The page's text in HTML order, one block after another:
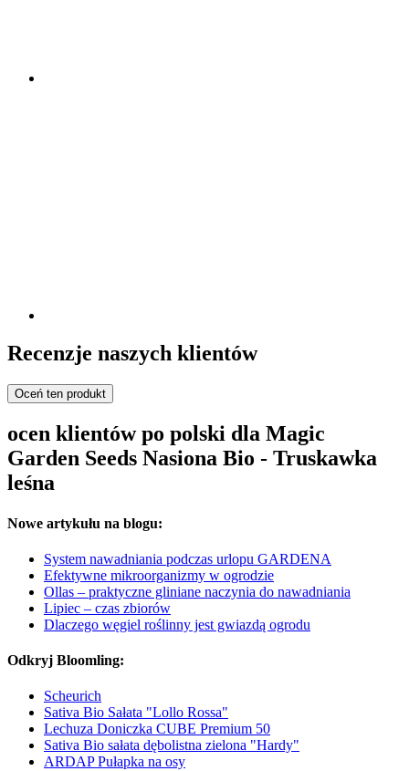
Recenzje naszych klientów
Oceń ten produkt
ocen klientów po polski dla Magic
Garden Seeds Nasiona Bio - Truskawka
leśna
Nowe artykułu na blogu:
System nawadniania podczas urlopu GARDENA
Efektywne mikroorganizmy w ogrodzie
Ollas – praktyczne gliniane naczynia do nawadniania
Lipiec – czas zbiorów
Dlaczego węgiel roślinny jest gwiazdą ogrodu
Odkryj Bloomling:
Scheurich
Sativa Bio Sałata "Lollo Rossa"
Lechuza Doniczka CUBE Premium 50
Sativa Bio sałata dębolistna zielona "Hardy"
ARDAP Pułapka na osy